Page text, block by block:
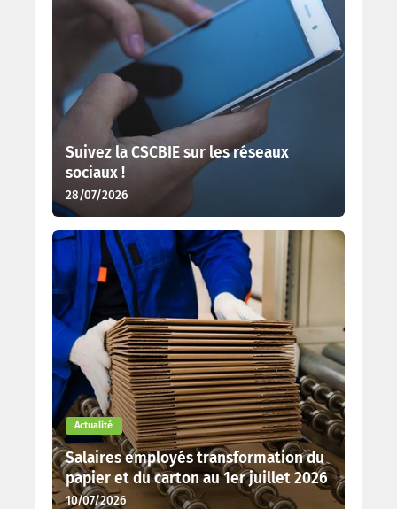
Suivez la CSCBIE sur les réseaux
sociaux !
28/07/2026
Actualité
Salaires employés transformation du
papier et du carton au 1er juillet 2026
10/07/2026